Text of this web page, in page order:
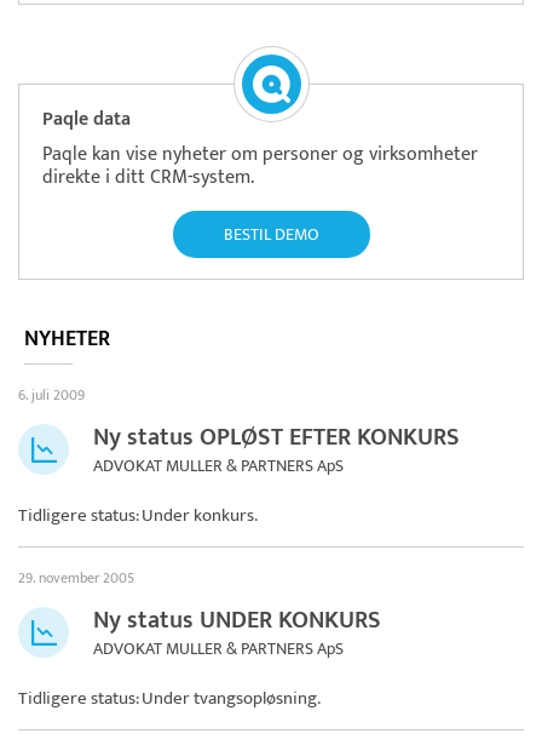
Paqle data
Paqle kan vise nyheter om personer og virksomheter
direkte i ditt CRM-system.
BESTIL DEMO
NYHETER
6. juli 2009
Ny status OPLØST EFTER KONKURS
ADVOKAT MULLER & PARTNERS ApS
Tidligere status: Under konkurs.
29. november 2005
Ny status UNDER KONKURS
ADVOKAT MULLER & PARTNERS ApS
Tidligere status: Under tvangsopløsning.